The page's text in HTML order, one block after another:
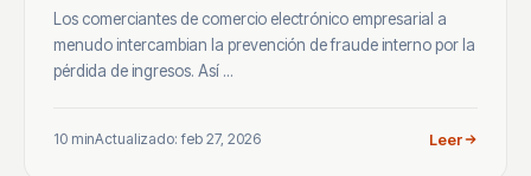
Los comerciantes de comercio electrónico empresarial a
menudo intercambian la prevención de fraude interno por la
pérdida de ingresos. Así ...
10 minActualizado: feb 27, 2026 Leer